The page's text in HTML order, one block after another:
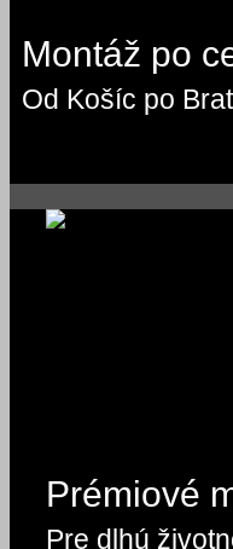
Montáž po
Od Košíc po
Prémiové
Pre dlhú